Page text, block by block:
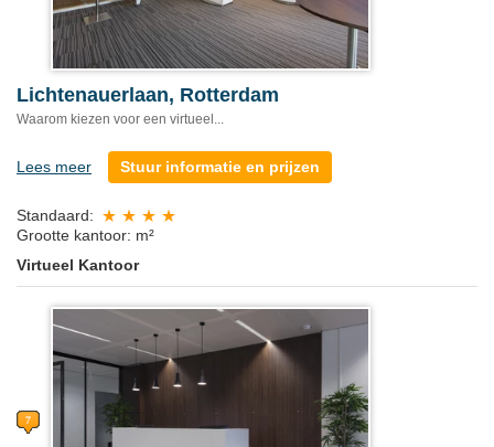
Lichtenauerlaan, Rotterdam
Waarom kiezen voor een virtueel...
Lees meer Stuur informatie en prijzen
Standaard:
Grootte kantoor: m²
Virtueel Kantoor